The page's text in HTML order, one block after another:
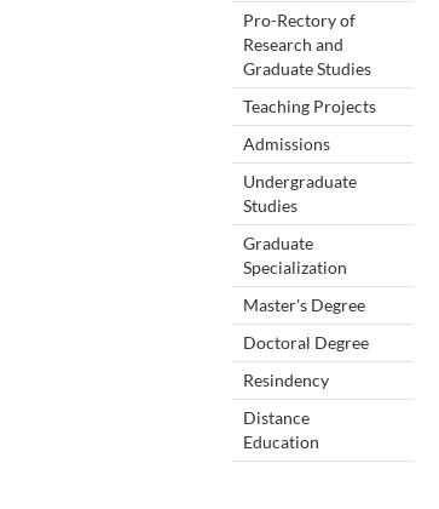
Pro-Rectory of
Research and
Graduate Studies
Teaching Projects
Admissions
Undergraduate
Studies
Graduate
Specialization
Master's Degree
Doctoral Degree
Resindency
Distance
Education